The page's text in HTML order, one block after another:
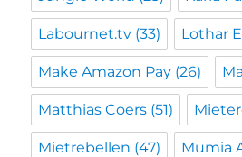
Labournet.tv (33) Lothar
Make Amazon Pay (26)
Matthias Coers (51)
Mietrebellen (47) Mumia